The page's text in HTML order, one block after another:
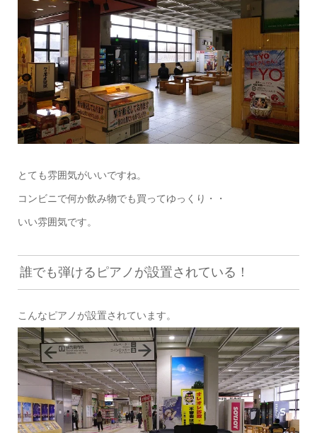
とても雰囲気がいいですね。
コンビニで何か飲み物でも買ってゆっくり・・
いい雰囲気です。
誰でも弾けるピアノが設置されている！
こんなピアノが設置されています。